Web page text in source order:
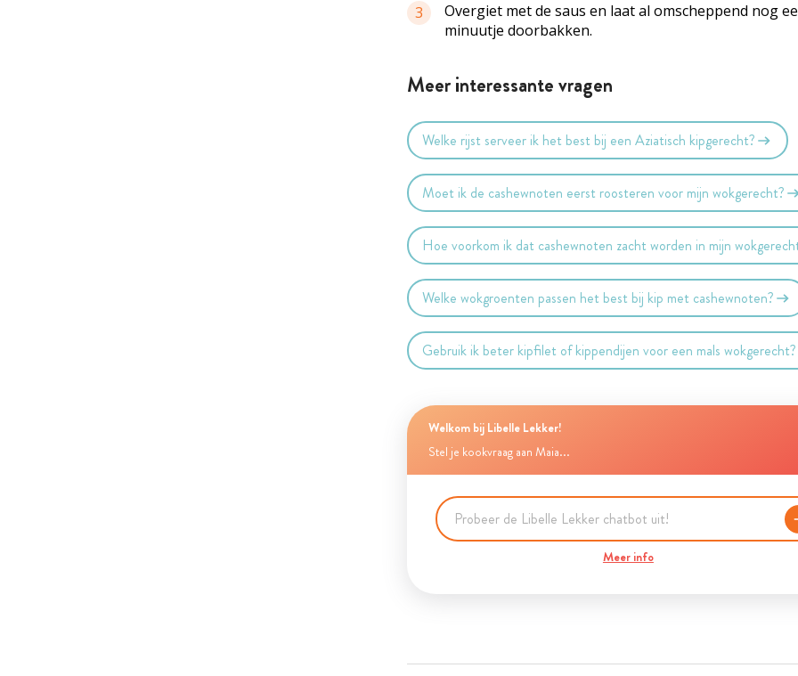
3
Overgiet met de saus en laat al omscheppend nog
minuutje doorbakken.
Meer interessante vragen
Welke rijst serveer ik het best bij een Aziatisch kipgerecht?
Moet ik de cashewnoten eerst roosteren voor mijn wokgerecht?
Hoe voorkom ik dat cashewnoten zacht worden in mijn
Welke wokgroenten passen het best bij kip met cashewnoten?
Gebruik ik beter kipfilet of kippendijen voor een mals wokgerecht?
Welkom bij Libelle Lekker!
Stel je kookvraag aan Maia...
Meer info